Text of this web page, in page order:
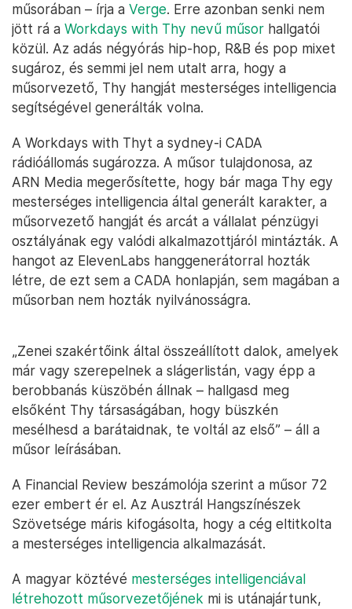
műsorában – írja a Verge. Erre azonban senki nem
jött rá a Workdays with Thy nevű műsor hallgatói
közül. Az adás négyórás hip-hop, R&B és pop mixet
sugároz, és semmi jel nem utalt arra, hogy a
műsorvezető, Thy hangját mesterséges intelligencia
segítségével generálták volna.
A Workdays with Thyt a sydney-i CADA
rádióállomás sugározza. A műsor tulajdonosa, az
ARN Media megerősítette, hogy bár maga Thy egy
mesterséges intelligencia által generált karakter, a
műsorvezető hangját és arcát a vállalat pénzügyi
osztályának egy valódi alkalmazottjáról mintázták. A
hangot az ElevenLabs hanggenerátorral hozták
létre, de ezt sem a CADA honlapján, sem magában a
műsorban nem hozták nyilvánosságra.
„Zenei szakértőink által összeállított dalok, amelyek
már vagy szerepelnek a slágerlistán, vagy épp a
berobbanás küszöbén állnak – hallgasd meg
elsőként Thy társaságában, hogy büszkén
mesélhesd a barátaidnak, te voltál az első” – áll a
műsor leírásában.
A Financial Review beszámolója szerint a műsor 72
ezer embert ér el. Az Ausztrál Hangszínészek
Szövetsége máris kifogásolta, hogy a cég eltitkolta
a mesterséges intelligencia alkalmazását.
A magyar köztévé mesterséges intelligenciával
létrehozott műsorvezetőjének mi is utánajártunk,